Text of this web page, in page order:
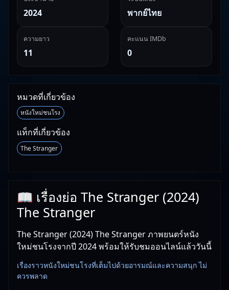
2024 พากย์ไทย
ความยาว
11
คะแนน IMDb
0
หมวดที่เกี่ยวข้อง
หนังใหม่ชนโรง
แท็กที่เกี่ยวข้อง
The Stranger
📖 เรื่องย่อ The Stranger (2024)
The Stranger
The Stranger (2024) The Stranger ภาพยนตร์หนัง
ใหม่ชนโรงจากปี 2024 พร้อมให้รับชมออนไลน์แล้ววันนี้
เรื่องราวหนังใหม่ชนโรงที่เต็มไปด้วยอารมณ์และความสนุก ไม่
ควรพลาด